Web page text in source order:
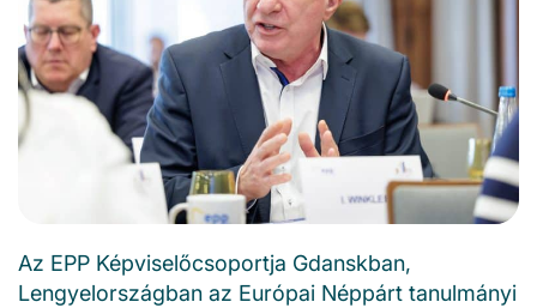
Az EPP Képviselőcsoportja Gdanskban,
Lengyelországban az Európai Néppárt tanulmányi